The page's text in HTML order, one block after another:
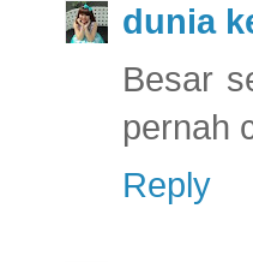
dunia
Besar
pernah
Reply